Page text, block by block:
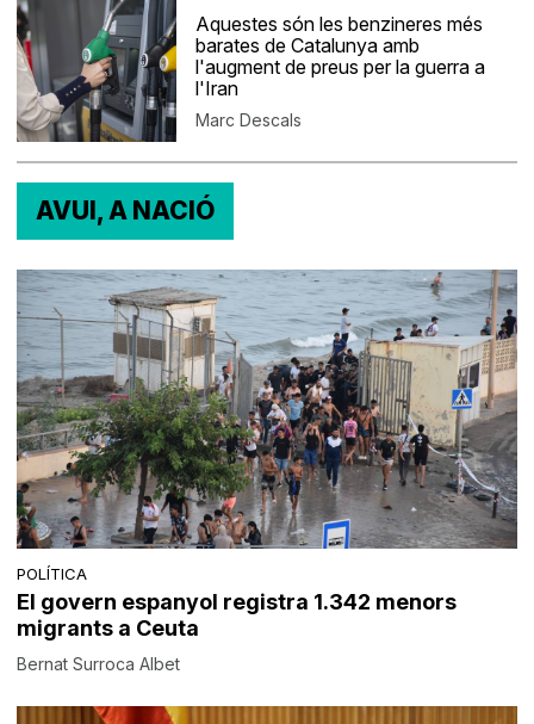
Aquestes són les benzineres més
barates de Catalunya amb
l'augment de preus per la guerra a
l'Iran
Marc Descals
AVUI, A NACIÓ
POLÍTICA
El govern espanyol registra 1.342 menors
migrants a Ceuta
Bernat Surroca Albet